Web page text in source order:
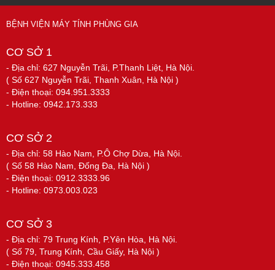
BỆNH VIỆN MÁY TÍNH PHÙNG GIA
CƠ SỞ 1
- Địa chỉ: 627 Nguyễn Trãi, P.Thanh Liệt, Hà Nội.
( Số 627 Nguyễn Trãi, Thanh Xuân, Hà Nội )
- Điện thoại: 094.951.3333
- Hotline: 0942.173.333
CƠ SỞ 2
- Địa chỉ: 58 Hào Nam, P.Ô Chợ Dừa, Hà Nội.
( Số 58 Hào Nam, Đống Đa, Hà Nội )
- Điện thoại: 0912.3333.96
- Hotline: 0973.003.023
CƠ SỞ 3
- Địa chỉ: 79 Trung Kính, P.Yên Hòa, Hà Nội.
( Số 79, Trung Kính, Cầu Giấy, Hà Nội )
- Điện thoại: 0945.333.458